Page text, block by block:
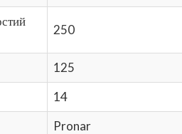
250
125
14
Pronar